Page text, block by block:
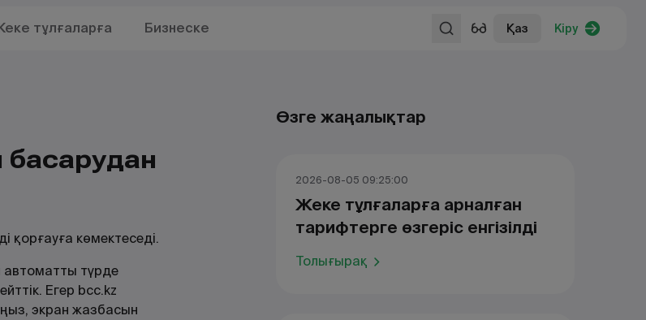
тұлғаларға Бизнеске Қаз Кіру
қорғауға көмектеседі.
автоматты түрде
Егер bcc.kz
экран жазбасын
Өзге жаңалықтар
2026-08-05 09:25:00
Жеке тұлғаларға арналған
тарифтерге өзгеріс енгізілді
Толығырақ